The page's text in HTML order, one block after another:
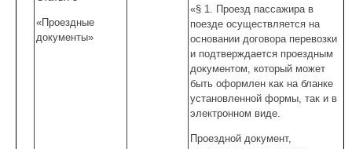
«Проездные
документы»
«§ 1. Проезд пассажира в
поезде осуществляется на
основании договора перевозки
и подтверждается проездным
документом, который может
быть оформлен как на бланке
установленной формы, так и в
электронном виде.
Проездной документ,